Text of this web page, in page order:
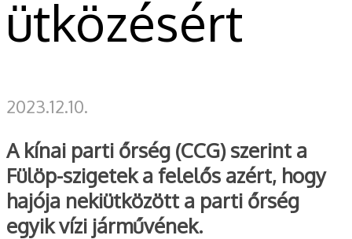
ütközésért
2023.12.10.
A kínai parti őrség (CCG) szerint a
Fülöp-szigetek a felelős azért, hogy
hajója nekiütközött a parti őrség
egyik vízi járművének.